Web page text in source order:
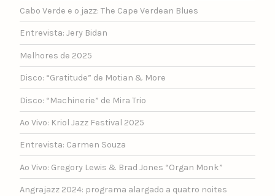
Cabo Verde e o jazz: The Cape Verdean Blues
Entrevista: Jery Bidan
Melhores de 2025
Disco: “Gratitude” de Motian & More
Disco: “Machinerie” de Mira Trio
Ao Vivo: Kriol Jazz Festival 2025
Entrevista: Carmen Souza
Ao Vivo: Gregory Lewis & Brad Jones “Organ Monk”
Angrajazz 2024: programa alargado a quatro noites